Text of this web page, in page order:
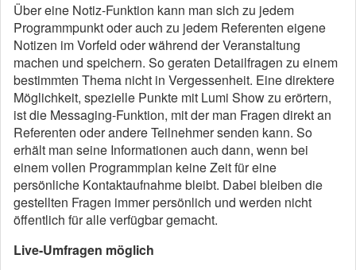
Über eine Notiz-Funktion kann man sich zu jedem
Programmpunkt oder auch zu jedem Referenten eigene
Notizen im Vorfeld oder während der Veranstaltung
machen und speichern. So geraten Detailfragen zu einem
bestimmten Thema nicht in Vergessenheit. Eine direktere
Möglichkeit, spezielle Punkte mit Lumi Show zu erörtern,
ist die Messaging-Funktion, mit der man Fragen direkt an
Referenten oder andere Teilnehmer senden kann. So
erhält man seine Informationen auch dann, wenn bei
einem vollen Programmplan keine Zeit für eine
persönliche Kontaktaufnahme bleibt. Dabei bleiben die
gestellten Fragen immer persönlich und werden nicht
öffentlich für alle verfügbar gemacht.
Live-Umfragen möglich